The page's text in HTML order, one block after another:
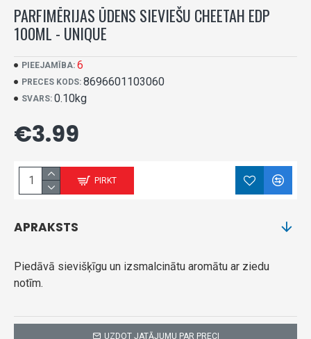
PARFIMĒRIJAS ŪDENS SIEVIEŠU CHEETAH EDP
100ML - UNIQUE
PIEEJAMĪBA: 6
PRECES KODS: 8696601103060
SVARS: 0.10kg
€3.99
PIRKT
UZDOT JATĀJUMU PAR PRECI
APRAKSTS
Piedāvā sievišķīgu un izsmalcinātu aromātu ar ziedu
notīm.